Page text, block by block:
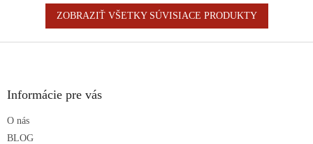
ZOBRAZIŤ VŠETKY SÚVISIACE PRODUKTY
Informácie pre vás
O nás
BLOG